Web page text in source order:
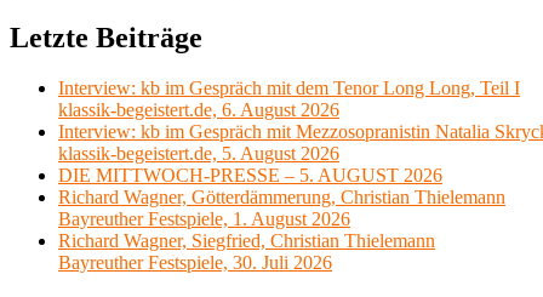
Letzte Beiträge
Interview: kb im Gespräch mit dem Tenor Long Long, Teil I
klassik-begeistert.de, 6. August 2026
Interview: kb im Gespräch mit Mezzosopranistin Natalia
klassik-begeistert.de, 5. August 2026
DIE MITTWOCH-PRESSE – 5. AUGUST 2026
Richard Wagner, Götterdämmerung, Christian Thielemann
Bayreuther Festspiele, 1. August 2026
Richard Wagner, Siegfried, Christian Thielemann
Bayreuther Festspiele, 30. Juli 2026